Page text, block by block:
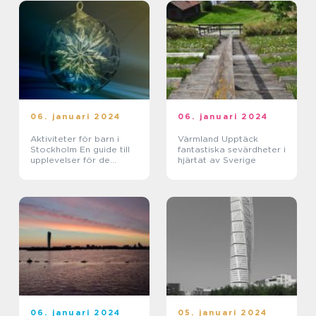
06. januari 2024
Aktiviteter för barn i
Stockholm En guide till
upplevelser för de
06. januari 2024
Värmland Upptäck
fantastiska sevärdheter i
hjärtat av Sverige
06. januari 2024 05. januari 2024